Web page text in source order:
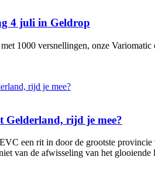
4 juli in Geldrop
1000 versnellingen, onze
Gelderland, rijd je mee?
een rit in door de grootste
van de afwisseling van het glooiende